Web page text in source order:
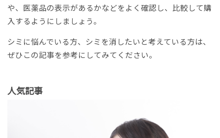
や、医薬品の表示があるかなどをよく確認し、比較して購
入するようにしましょう。
シミに悩んでいる方、シミを消したいと考えている方は、
ぜひこの記事を参考にしてみてください。
人気記事